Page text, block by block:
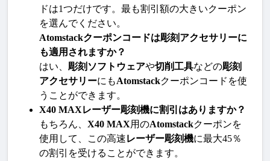
ドは1つだけです。最も割引額の大きいクーポン
を選んでください。
Atomstackクーポンコードは彫刻アクセサリーに
も適用されますか？
はい、 彫刻ソフトウェアや切削工具などの彫刻
アクセサリーにもAtomstackクーポンコードを使
うことができます。
X40 MAXレーザー彫刻機に割引はありますか？
もちろん、 X40 MAX用のAtomstackクーポンを
使用して、この高速レーザー彫刻機に最大45％
の割引を受けることができます。